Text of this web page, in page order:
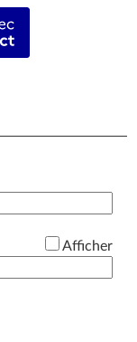
avec FranceConnect
Afficher